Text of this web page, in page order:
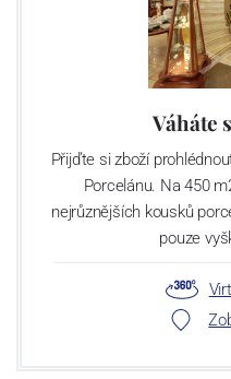
Váháte
Přijďte si zboží
Porcelánu. Na 450
nejrůznějších kousků
pouze